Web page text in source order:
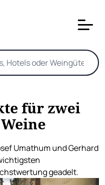
für zwei
Umathum und Gerhard
geadelt.